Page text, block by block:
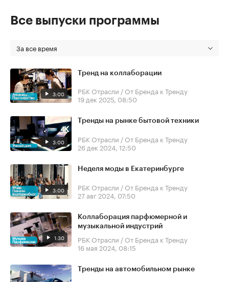
Все выпуски программы
За все время
3:00
Тренд на коллаборации
РБК Отрасли / От Бренда к Тренду
19 дек 2025, 08:50
3:00
Тренды на рынке бытовой техники
РБК Отрасли / От Бренда к Тренду
26 дек 2024, 12:50
3:00
Неделя моды в Екатеринбурге
РБК Отрасли / От Бренда к Тренду
27 авг 2024, 07:50
1:30
Коллаборация парфюмерной и
музыкальной индустрий
РБК Отрасли / От Бренда к Тренду
16 мая 2024, 08:15
Тренды на автомобильном рынке